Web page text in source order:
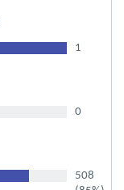
1
0
508